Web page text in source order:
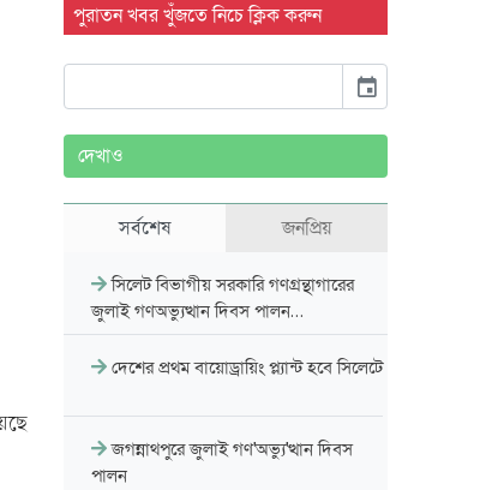
পুরাতন খবর খুঁজতে নিচে ক্লিক করুন
event
দেখাও
সর্বশেষ জনপ্রিয়
সিলেট বিভাগীয় সরকারি গণগ্রন্থাগারের
জুলাই গণঅভ্যুত্থান দিবস পালন…
দেশের প্রথম বায়োড্রায়িং প্ল্যান্ট হবে সিলেটে
জগন্নাথপুরে জুলাই গণ'অভ্যু'ত্থান দিবস
পালন